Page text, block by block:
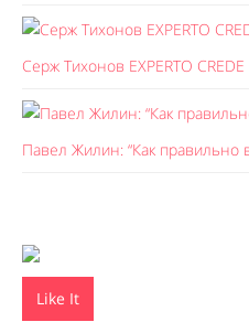
Серж Тихонов EXPERTO CREDE
Павел Жилин: “Как правильно
Like It